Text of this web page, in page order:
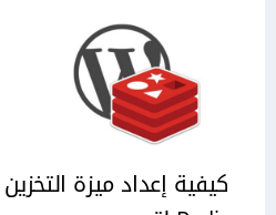
كيفية إعداد ميزة